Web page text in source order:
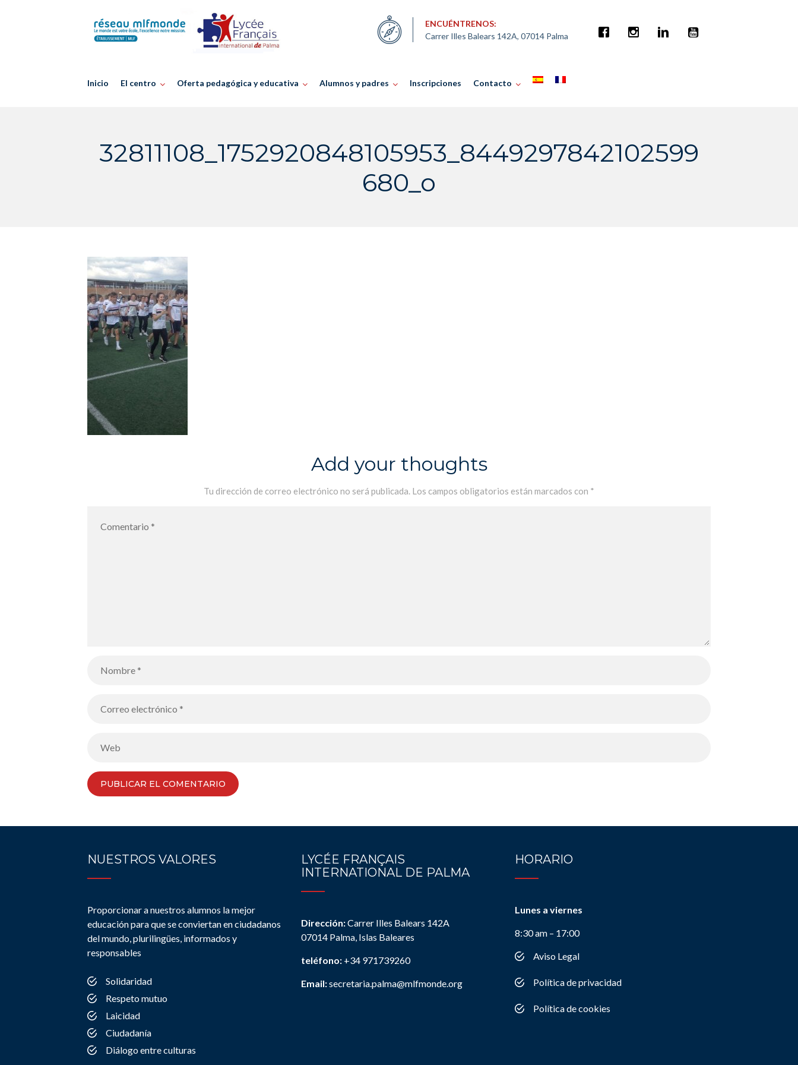
ENCUÉNTRENOS:
Carrer Illes Balears 142A, 07014 Palma
Inicio El centro Oferta pedagógica y educativa Alumnos y padres Inscripciones Contacto
32811108_1752920848105953_8449297842102599
680_o
Add your thoughts
Tu dirección de correo electrónico no será publicada. Los campos obligatorios están marcados con *
NUESTROS VALORES
Proporcionar a nuestros alumnos la mejor
educación para que se conviertan en ciudadanos
del mundo, plurilingües, informados y
responsables
Solidaridad
Respeto mutuo
Laicidad
Ciudadanía
Diálogo entre culturas
LYCÉE FRANÇAIS
INTERNATIONAL DE PALMA
Dirección:Carrer Illes Balears 142A
07014 Palma, Islas Baleares
teléfono: +34 971739260
Email:secretaria.palma@mlfmonde.org
HORARIO
Lunes a viernes
8:30 am – 17:00
Aviso Legal
Política de privacidad
Política de cookies